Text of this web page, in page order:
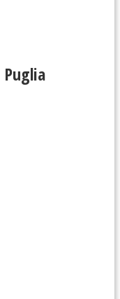
Puglia